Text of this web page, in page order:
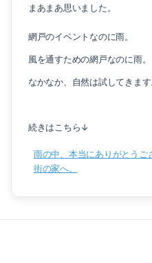
まあまあ思いました。
網戸のイベントなのに雨。
風を通すための網戸なのに雨。
なかなか、自然は試してきます
続きはこちら↓
雨の中、本当にありがとうご
街の家へ。